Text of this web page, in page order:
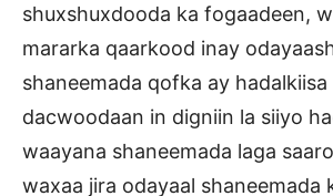
shuxshuxdooda ka fogaadeen,
mararka qaarkood inay
shaneemada qofka ay hadalkiisa
dacwoodaan in digniin la siiyo
waayana shaneemada laga
waxaa jira odayaal shaneemada